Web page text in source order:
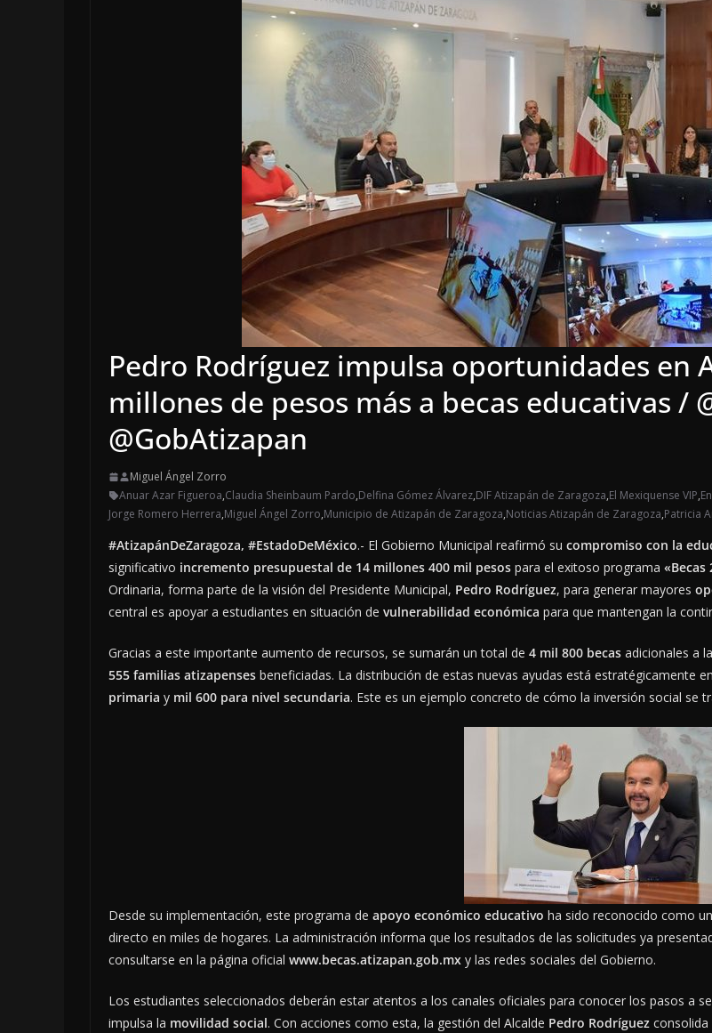
Pedro Rodríguez impulsa oportunidades en
millones de pesos más a becas educativas /
@GobAtizapan
Miguel Ángel Zorro
Anuar Azar Figueroa,Claudia Sheinbaum Pardo,Delfina Gómez Álvarez,DIF Atizapán de Zaragoza,El Mexiquense VIP,
Jorge Romero Herrera,Miguel Ángel Zorro,Municipio de Atizapán de Zaragoza,Noticias Atizapán de Zaragoza,Patricia
#AtizapánDeZaragoza, #EstadoDeMéxico.- El Gobierno Municipal reafirmó su compromiso con la
significativo incremento presupuestal de 14 millones 400 mil pesos para el exitoso programa «Becas
Ordinaria, forma parte de la visión del Presidente Municipal, Pedro Rodríguez, para generar mayores
central es apoyar a estudiantes en situación de vulnerabilidad económica para que mantengan la
Gracias a este importante aumento de recursos, se sumarán un total de 4 mil 800 becas adicionales a
555 familias atizapenses beneficiadas. La distribución de estas nuevas ayudas está estratégicamente
primaria y mil 600 para nivel secundaria. Este es un ejemplo concreto de cómo la inversión social se
Desde su implementación, este programa de apoyo económico educativo ha sido reconocido como un
directo en miles de hogares. La administración informa que los resultados de las solicitudes ya
consultarse en la página oficial www.becas.atizapan.gob.mx y las redes sociales del Gobierno.
Los estudiantes seleccionados deberán estar atentos a los canales oficiales para conocer los pasos a
impulsa la movilidad social. Con acciones como esta, la gestión del Alcalde Pedro Rodríguez consolida